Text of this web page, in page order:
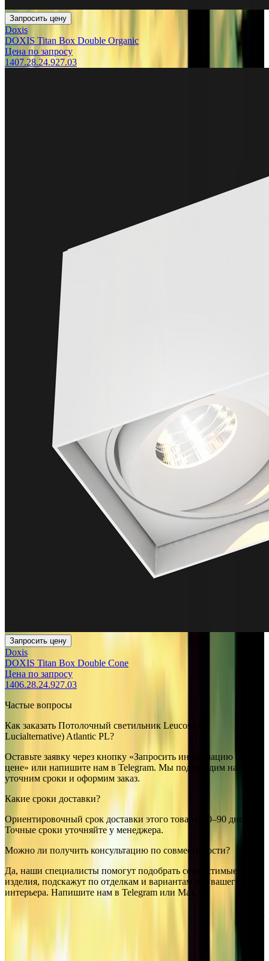
Запросить цену
Doxis
DOXIS Titan Box Double Organic
Цена по запросу
1407.28.24.927.03
Запросить цену
Doxis
DOXIS Titan Box Double Cone
Цена по запросу
1406.28.24.927.03
Частые вопросы
Как заказать Потолочный светильник Leucos (Alt
Lucialternative) Atlantic PL?
Оставьте заявку через кнопку «Запросить информацию о
цене» или напишите нам в Telegram. Мы подтвердим наличие,
уточним сроки и оформим заказ.
Какие сроки доставки?
Ориентировочный срок доставки этого товара: 60–90 дней.
Точные сроки уточняйте у менеджера.
Можно ли получить консультацию по совместимости?
Да, наши специалисты помогут подобрать совместимые
изделия, подскажут по отделкам и вариантам для вашего
интерьера. Напишите нам в Telegram или Max.